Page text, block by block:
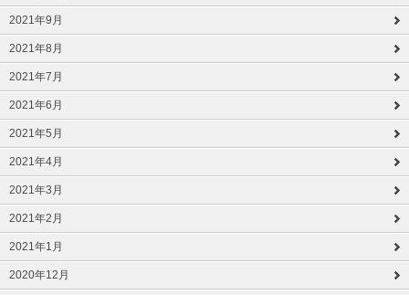
2021年9月
2021年8月
2021年7月
2021年6月
2021年5月
2021年4月
2021年3月
2021年2月
2021年1月
2020年12月